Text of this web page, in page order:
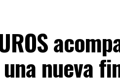
nueva